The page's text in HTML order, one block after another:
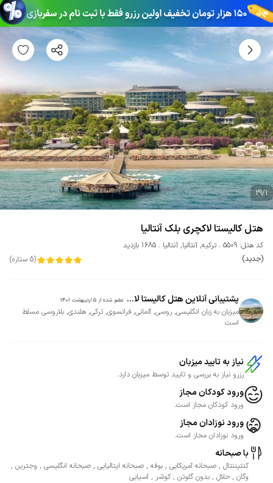
29/1
هتل کالیستا لاکچری بلک آنتالیا
کد هتل: 5509 ترکیه, آنتالیا, آنتالیا
1685 بازدید
(جدید)
(
5 ستاره)
پشتیبانی آنلاین هتل کالیستا لا... عضو شده از 5 اردیبهشت 1401
میزبان به زبان انگلیسی, روسی, آلمانی, فرانسوی, ترکی, هلندی, بلاروسی مسلط
است
نیاز به تایید میزبان
رزرو نیاز به بررسی و تایید توسط میزبان دارد.
ورود کودکان مجاز
ورود کودکان مجاز است.
ورود نوزادان مجاز
ورود نوزادان مجاز است.
با صبحانه
کنتیننتال , صبحانه آمریکایی , بوفه , صبحانه ایتالیایی , صبحانه انگلیسی , وجترین ,
وگان , حلال , بدون گلوتن , کوشر , آسیایی